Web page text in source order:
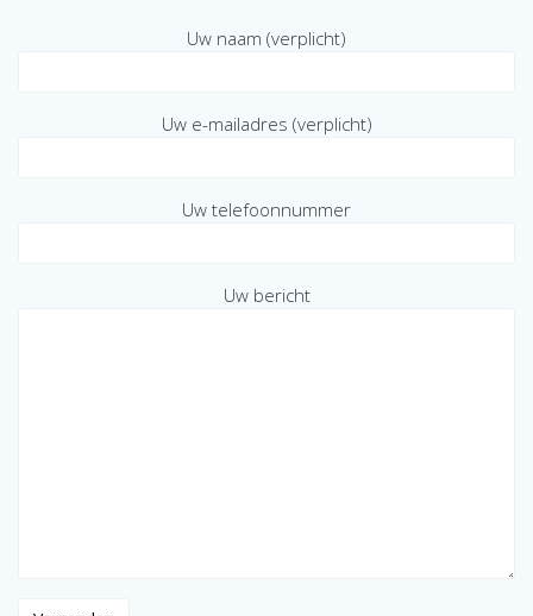
Uw naam (verplicht)
Uw e-mailadres (verplicht)
Uw telefoonnummer
Uw bericht